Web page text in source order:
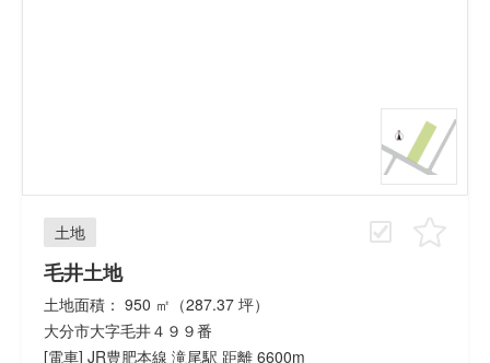
土地
毛井土地
土地面積： 950 ㎡（287.37 坪）
大分市大字毛井４９９番
[電車] JR豊肥本線 滝尾駅 距離 6600m